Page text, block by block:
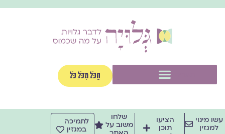
הַכֹּל מִכֹּל כֹּל
מינוי
למגזין
הציעו
תוכן
שלחו
משוב על
לתמיכה
במגזין